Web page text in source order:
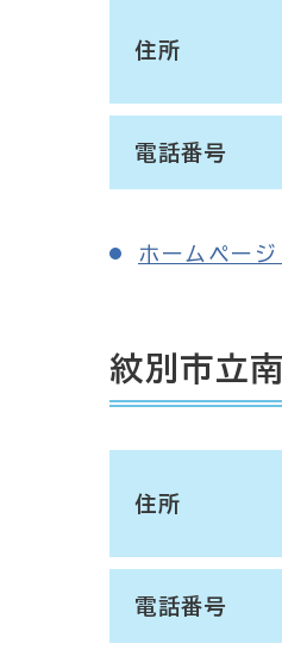
住所
電話番号
ホームペー
紋別市立
住所
電話番号